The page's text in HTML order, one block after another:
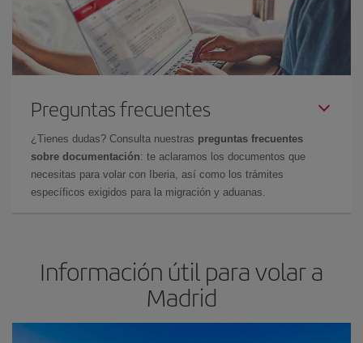
Preguntas frecuentes
¿Tienes dudas? Consulta nuestras preguntas frecuentes
sobre documentación: te aclaramos los documentos que
necesitas para volar con Iberia, así como los trámites
específicos exigidos para la migración y aduanas.
Información útil para volar a
Madrid